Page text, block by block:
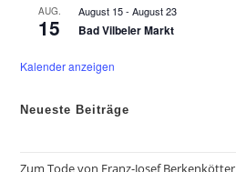
e
n
AUG.
15
August 15-August 23
Bad Vilbeler Markt
Kalender anzeigen
Neueste Beiträge
Zum Tode von Franz-Josef Berkenkötter